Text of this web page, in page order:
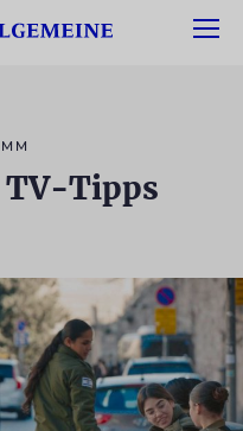
TV-Tipps